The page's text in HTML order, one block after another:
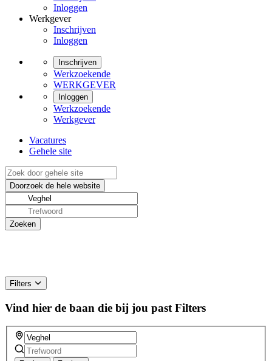
Inloggen
Werkgever
Inschrijven
Inloggen
Inschrijven
Werkzoekende
WERKGEVER
Inloggen
Werkzoekende
Werkgever
Vacatures
Gehele site
Filters
Vind hier de baan die bij jou past Filters